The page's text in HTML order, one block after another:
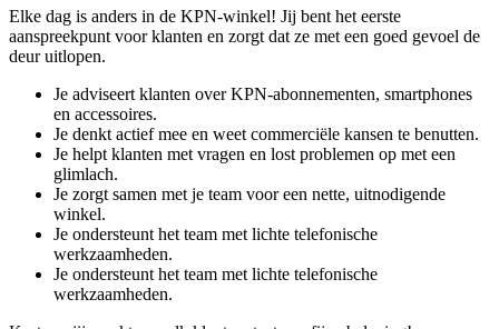
Elke dag is anders in de KPN-winkel! Jij bent het eerste
aanspreekpunt voor klanten en zorgt dat ze met een goed gevoel de
deur uitlopen.
Je adviseert klanten over KPN-abonnementen, smartphones
en accessoires.
Je denkt actief mee en weet commerciële kansen te benutten.
Je helpt klanten met vragen en lost problemen op met een
glimlach.
Je zorgt samen met je team voor een nette, uitnodigende
winkel.
Je ondersteunt het team met lichte telefonische
werkzaamheden.
Je ondersteunt het team met lichte telefonische
werkzaamheden.